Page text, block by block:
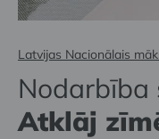
Latvijas Nacionālais
Nodarbība
Atklāj